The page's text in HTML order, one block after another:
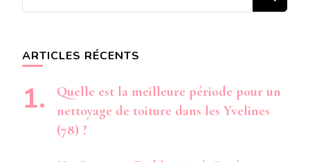
recherchiez
ARTICLES RÉCENTS
Quelle est la meilleure période pour un
nettoyage de toiture dans les Yvelines
(78) ?